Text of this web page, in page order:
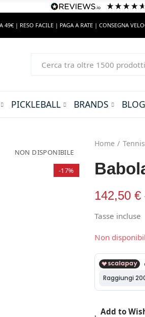
49€ | RESO FACILE | PAGA A RATE | CONSEGNA
PICKLEBALL BRANDS BLOG
NON DISPONIBILE
-17%
Home Tennis
142,50 €
Tasse incluse
Non
Add to